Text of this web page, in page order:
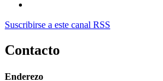
Suscribirse a este canal RSS
Contacto
Enderezo